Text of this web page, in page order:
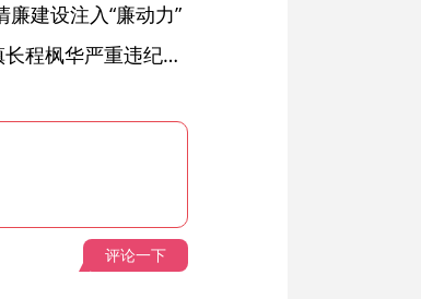
建设注入“廉动力”
绩溪县长安镇原党委副书记、镇长程枫华严重违纪违法被开除党籍和公职
评论一下